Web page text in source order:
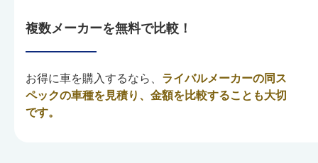
複数メーカーを無料で比較！
お得に車を購入するなら、 ライバルメーカーの同ス
ペックの車種を見積り、金額を比較することも大切
です。